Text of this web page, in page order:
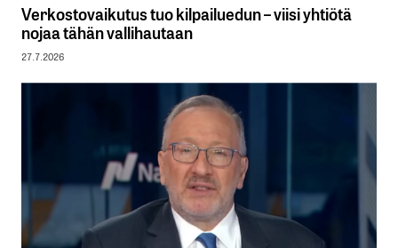
Verkostovaikutus tuo kilpailuedun – viisi yhtiötä
nojaa tähän vallihautaan
27.7.2026